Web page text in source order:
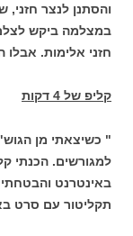
והסתנן לנצר חזני,
במצלמה ביקש
חזני אלימות.
קליפ של 4 דקות
" כשיצאתי מן
באינטרנט
תקליטור עם סרט